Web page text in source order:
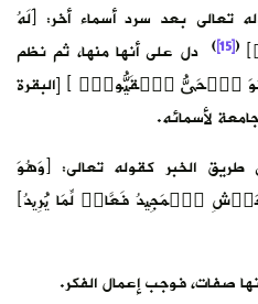
تعالى بعد سرد أسماء أخر: ﴿َلَهُ
(
[15]
)دل على أنها منها، ثم نظم
هُوَ ٱلۡحَیُّ ٱلۡقَیُّومُۚ ﴾ [البقرة
لأسمائه.
الخبر كقوله تعالى: ﴿وَهُوَ
ٱلۡمَجِیدُ فَعَّالࣱ لِّمَا یُرِیدُ﴾
صفات، فوجب إعمال الفكر.